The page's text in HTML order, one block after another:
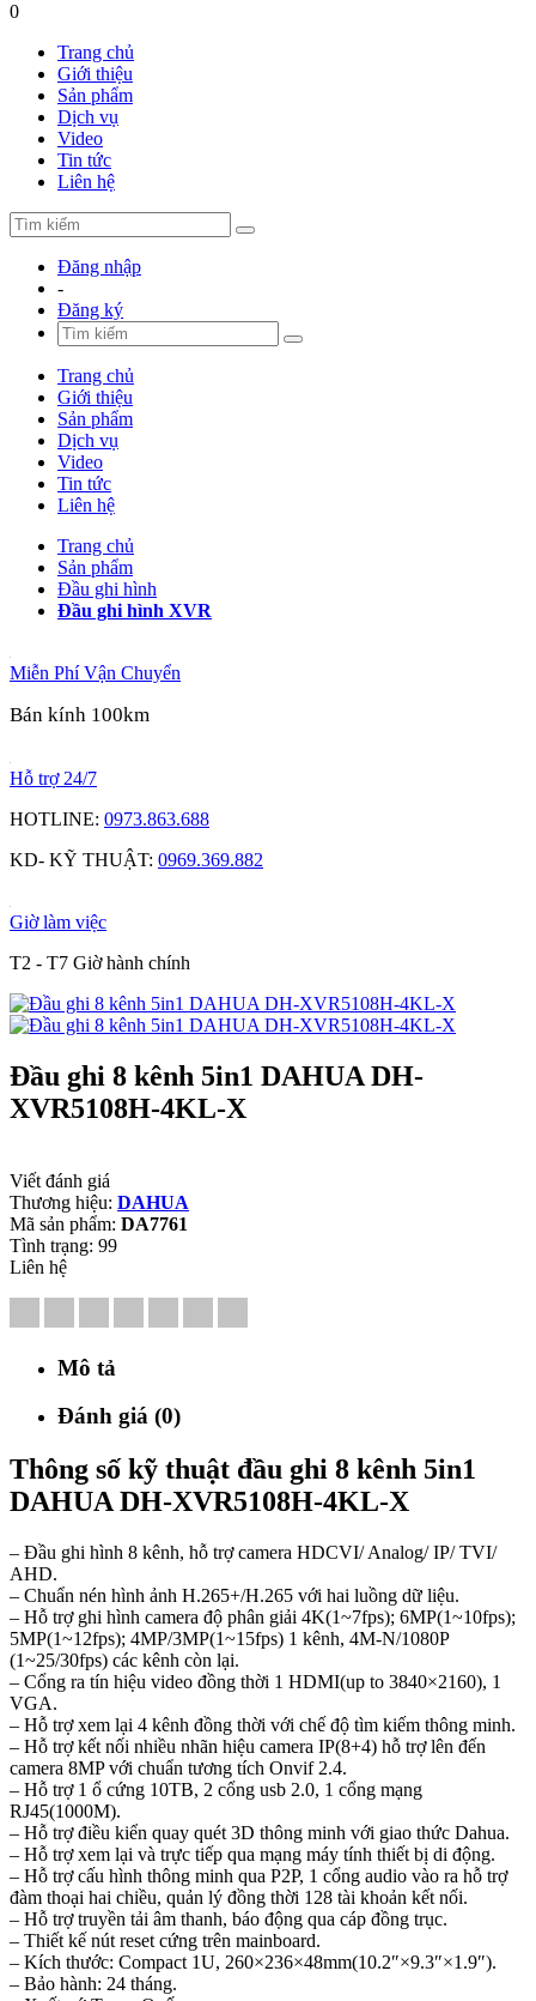
0
Trang chủ
Giới thiệu
Sản phẩm
Dịch vụ
Video
Tin tức
Liên hệ
Đăng nhập
-
Đăng ký
Trang chủ
Giới thiệu
Sản phẩm
Dịch vụ
Video
Tin tức
Liên hệ
Trang chủ
Sản phẩm
Đầu ghi hình
Đầu ghi hình XVR
Miễn Phí Vận Chuyển
Bán kính 100km
Hỗ trợ 24/7
HOTLINE: 0973.863.688
KD- KỸ THUẬT: 0969.369.882
Giờ làm việc
T2 - T7 Giờ hành chính
Đầu ghi 8 kênh 5in1 DAHUA DH-
XVR5108H-4KL-X
Viết đánh giá
Thương hiệu: DAHUA
Mã sản phẩm: DA7761
Tình trạng: 99
Liên hệ
Mô tả
Đánh giá (0)
Thông số kỹ thuật đầu ghi 8 kênh 5in1
DAHUA DH-XVR5108H-4KL-X
– Đầu ghi hình 8 kênh, hỗ trợ camera HDCVI/ Analog/ IP/ TVI/
AHD.
– Chuẩn nén hình ảnh H.265+/H.265 với hai luồng dữ liệu.
– Hỗ trợ ghi hình camera độ phân giải 4K(1~7fps); 6MP(1~10fps);
5MP(1~12fps); 4MP/3MP(1~15fps) 1 kênh, 4M-N/1080P
(1~25/30fps) các kênh còn lại.
– Cổng ra tín hiệu video đồng thời 1 HDMI(up to 3840×2160), 1
VGA.
– Hỗ trợ xem lại 4 kênh đồng thời với chế độ tìm kiếm thông minh.
– Hỗ trợ kết nối nhiều nhãn hiệu camera IP(8+4) hỗ trợ lên đến
camera 8MP với chuẩn tương tích Onvif 2.4.
– Hỗ trợ 1 ổ cứng 10TB, 2 cổng usb 2.0, 1 cổng mạng
RJ45(1000M).
– Hỗ trợ điều kiển quay quét 3D thông minh với giao thức Dahua.
– Hỗ trợ xem lại và trực tiếp qua mạng máy tính thiết bị di động.
– Hỗ trợ cấu hình thông minh qua P2P, 1 cổng audio vào ra hỗ trợ
đàm thoại hai chiều, quản lý đồng thời 128 tài khoản kết nối.
– Hỗ trợ truyền tải âm thanh, báo động qua cáp đồng trục.
– Thiết kế nút reset cứng trên mainboard.
– Kích thước: Compact 1U, 260×236×48mm(10.2″×9.3″×1.9″).
– Bảo hành: 24 tháng.